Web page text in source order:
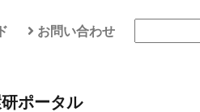
お問い合わせ
ポータル